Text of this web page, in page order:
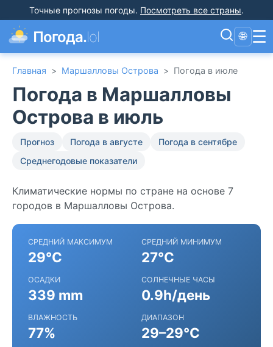
Точные прогнозы погоды. Посмотреть все страны.
Погода.lol 🌐 ☰
Главная > Маршалловы Острова > Погода в июле
Погода в Маршалловы
Острова в июль
Прогноз Погода в августе
Погода в сентябре
Среднегодовые показатели
Климатические нормы по стране на основе 7
городов в Маршалловы Острова.
СРЕДНИЙ МАКСИМУМ
29°C
СРЕДНИЙ МИНИМУМ
27°C
ОСАДКИ
339 mm
СОЛНЕЧНЫЕ ЧАСЫ
0.9h/день
ВЛАЖНОСТЬ
77%
ДИАПАЗОН
29–29°C